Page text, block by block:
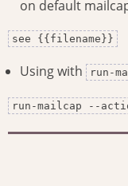
on default
see {{filename}}
Using with run-
run-mailcap --